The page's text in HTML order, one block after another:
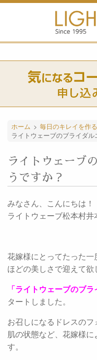
ホーム > 毎日のキレイを作
ライトウェーブのブライダル
ライトウェーブ
うですか？
みなさん、こんにちは！
ライトウェーブ松本村井
花嫁様にとってたった
ほどの美しさで迎えて欲
「ライトウェーブのブラ
タートしました。
お召しになるドレスの
肌の状態など、花嫁様
す。